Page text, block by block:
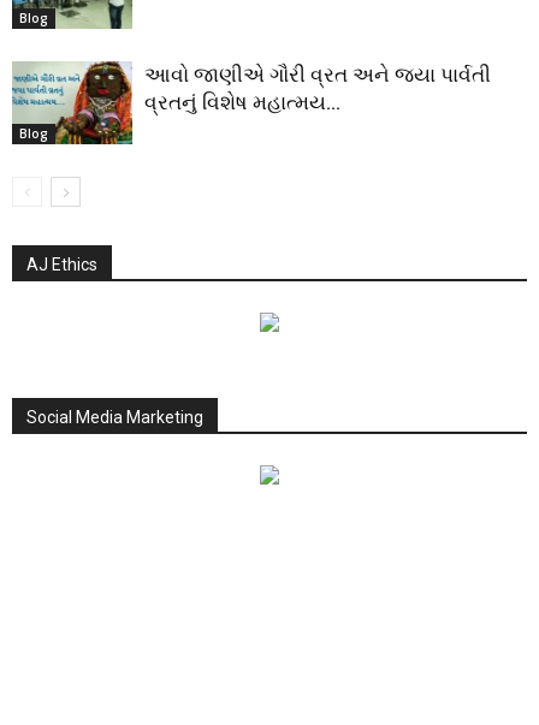
Blog
Blog
આવો જાણીએ ગૌરી વ્રત અને જયા પાર્વતી
વ્રતનું વિશેષ મહાત્મય…
AJ Ethics
Social Media Marketing